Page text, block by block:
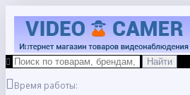
Время работы: